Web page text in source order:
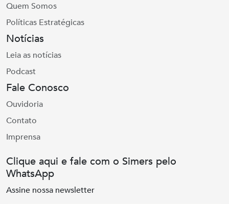
Quem Somos
Políticas Estratégicas
Notícias
Leia as notícias
Podcast
Fale Conosco
Ouvidoria
Contato
Imprensa
Clique aqui e fale com o Simers pelo
WhatsApp
Assine nossa newsletter